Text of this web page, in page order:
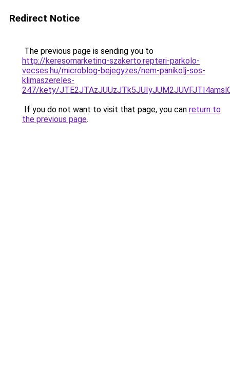
Redirect Notice
The previous page is sending you to
http://keresomarketing-szakerto.repteri-parkolo-
vecses.hu/microblog-bejegyzes/nem-panikolj-sos-
klimaszereles-
247/kety/
If you do not want to visit that page, you can return to
the previous page.